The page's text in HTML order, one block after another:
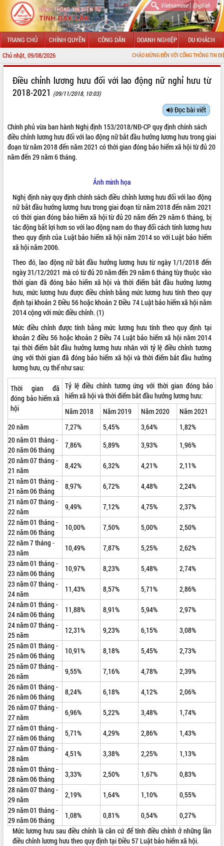
Vietnamese| English
TRANG CHỦ CHÍNH QUYỀN CÔNG DÂN DOANH NGHIỆP DU KHÁCH
Chủ nhật, 09/08/2026 CHÀO MỪNG ĐẾN VỚI CỔNG THÔNG TIN ĐIỆN TỬ TỈNH
LÃNH ĐẠO UBND TỈNH
SỞ, BAN, NGÀNH
UBND CÁC XÃ, PHƯỜNG
HỆ THỐNG VĂN BẢN
VĂN BẢN HĐND TỈNH
ĐIỂM TIN VĂN BẢN
QUY HOẠCH - KẾ HOẠCH
VIDEO
Không có file video nào để phát.
ALBUM ẢNH
LIÊN KẾT WEB
THỐNG KÊ TRUY CẬP
Hôm nay:
16046
Tất cả: 66101714
Điều chỉnh lương hưu đối với lao động nữ nghỉ hưu từ
2018-2021 (09/11/2018, 10:03)
Đọc bài viết
Chính phủ vừa ban hành Nghị định 153/2018/NĐ-CPquy định chính sách
điều chỉnh lương hưu đối với lao động nữ bắt đầu hưởng lương hưu trong giai
đoạn từ năm 2018 đến năm 2021 có thời gian đóng bảo hiểm xã hội từ đủ 20
năm đến 29 năm 6 tháng.
Ảnh minh họa
Nghị định này quy định chính sách điều chỉnh lương hưu đối với lao động
nữ bắt đầu hưởng lương hưu trong giai đoạn từ năm 2018 đến năm 2021
có thời gian đóng bảo hiểm xã hội từ đủ 20 năm đến 29 năm 6 tháng, bị
tác động bất lợi hơn so với lao động nam do thay đổi cách tính lương hưu
theo quy định của Luật bảo hiểm xã hội năm 2014 so với Luật bảo hiểm
xã hội năm 2006.
Theo đó, lao động nữ bắt đầu hưởng lương hưu từ ngày 1/1/2018 đến
ngày 31/12/2021 mà có từ đủ 20 năm đến 29 năm 6 tháng tùy thuộc vào
thời gian đã đóng bảo hiểm xã hội và thời điểm bắt đầu hưởng lương
hưu, mức lương hưu được điều chỉnh bằng mức lương hưu tính theo quy
định tại khoản 2 Điều 56 hoặc khoản 2 Điều 74 Luật bảo hiểm xã hội năm
2014 cộng với mức điều chỉnh. (1)
Mức điều chỉnh được tính bằng mức lương hưu tính theo quy định tại
khoản 2 điều 56 hoặc khoản 2 Điều 74 Luật bảo hiểm xã hội năm 2014
tại thời điểm bắt đầu hưởng lương hưu nhân với tỷ lệ điều chỉnh tương
ứng với thời gian đã đóng bảo hiểm xã hội và thời điểm bắt đầu hưởng
lương hưu, cụ thể như sau:
Thời gian đã
đóng bảo hiểm xã
hội
Tỷ lệ điều chỉnh tương ứng với thời gian đóng bảo
hiểm xã hội và thời điểm bắt đầu hưởng lương hưu:
Năm 2018
Năm 2019 Năm 2020
Năm 2021
20 năm
7,27% 5,45% 3,64%
1,82%
20 năm 01 tháng -
20 năm 06 tháng
7,86% 5,89% 3,93%
1,96%
20 năm 07 tháng -
21 năm
8,42% 6,32% 4,21%
2,11%
21 năm 01 tháng -
21 năm 06 tháng
8,97% 6,72% 4,48%
2,24%
21 năm 07 tháng -
22 năm
9,49% 7,12% 4,75%
2,37%
22 năm 01 tháng -
22 năm 06 tháng
10,00% 7,50% 5,00%
2,50%
22 năm 7 tháng -
23 năm
10,49% 7,87% 5,25%
2,62%
23 năm 01 tháng -
23 năm 06 tháng
10,97% 8,23% 5,48%
2,74%
23 năm 07 tháng -
24 năm
11,43% 8,57% 5,71%
2,86%
24 năm 01 tháng -
24 năm 06 tháng
11,88% 8,91% 5,94%
2,97%
24 năm 07 tháng -
25 năm
12,31% 9,23% 6,15%
3,08%
25 năm 01 tháng -
25 năm 06 tháng
10,91% 8,18% 5,45%
2,73%
25 năm 07 tháng -
26 năm
9,55% 7,16% 4,78%
2,39%
26 năm 01 tháng -
26 năm 06 tháng
8,24% 6,18% 4,12%
2,06%
26 năm 07 tháng -
27 năm
6,96% 5,22% 3,48%
1,74%
27 năm 01 tháng -
27 năm 06 tháng
5,71% 4,29% 2,86%
1,43%
27 năm 07 tháng -
28 năm
4,51% 3,38% 2,25%
1,13%
28 năm 01 tháng -
28 năm 06 tháng
3,33% 2,50% 1,67%
0,83%
28 năm 07 tháng -
29 năm
2,19% 1,64% 1,10%
0,55%
29 năm 01 tháng -
29 năm 06 tháng
1,08% 0,81% 0,54%
0,27%
Mức lương hưu sau điều chỉnh là căn cứ để tính điều chỉnh ở những lần
điều chỉnh lương hưu theo quy định tại Điều 57 Luật bảo hiểm xã hội.